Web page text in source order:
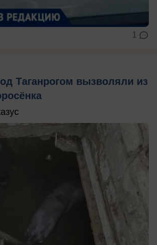
1
Таганрогом вызволяли из